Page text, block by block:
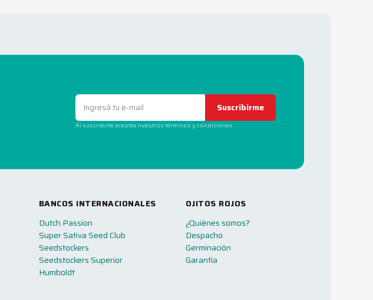
Suscribirme
Al suscribirte aceptás nuestros términos y condiciones
BANCOS INTERNACIONALES
Dutch Passion
Super Sativa Seed Club
Seedstockers
Seedstockers Superior
Humboldt
OJITOS ROJOS
¿Quiénes somos?
Despacho
Germinación
Garantía